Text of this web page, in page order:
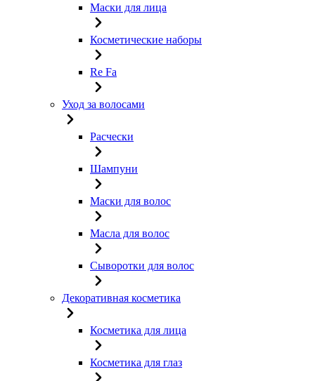
Маски для лица
Косметические наборы
Re Fa
Уход за волосами
Расчески
Шампуни
Маски для волос
Масла для волос
Сыворотки для волос
Декоративная косметика
Косметика для лица
Косметика для глаз